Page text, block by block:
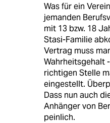
Was für ein
jemanden
mit 13 bzw. 18
Stasi-Familie
Vertrag muss
Wahrheitsgehalt
richtigen Stelle
eingestellt.
Dass nun auch
Anhänger von
peinlich.